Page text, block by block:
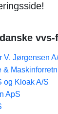
V. Jørgensen
&
og Kloak A/S
ApS